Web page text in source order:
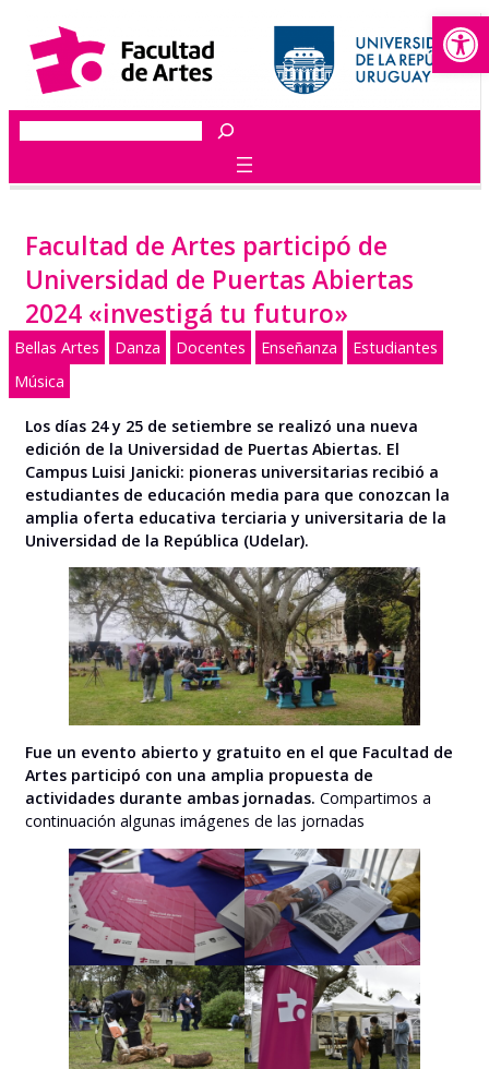
contenido
Buscar
Facultad de Artes participó de
Universidad de Puertas Abiertas
2024 «investigá tu futuro»
Bellas Artes Danza Docentes Enseñanza
Estudiantes
Música
Los días 24 y 25 de setiembre se realizó una nueva
edición de la Universidad de Puertas Abiertas. El
Campus Luisi Janicki: pioneras universitarias recibió a
estudiantes de educación media para que conozcan la
amplia oferta educativa terciaria y universitaria de la
Universidad de la República (Udelar).
Fue un evento abierto y gratuito en el que Facultad de
Artes participó con una amplia propuesta de
actividades durante ambas jornadas. Compartimos a
continuación algunas imágenes de las jornadas